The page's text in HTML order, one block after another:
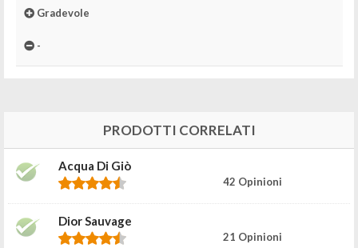
Gradevole
-
PRODOTTI CORRELATI
Acqua Di Giò
42 Opinioni
Dior Sauvage
21 Opinioni